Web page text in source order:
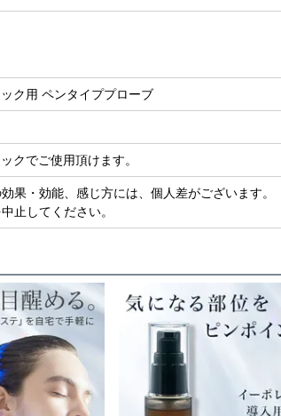
ク用 ペンタイププローブ
クでご使用頂けます。
果・効能、感じ方には、個人差がございます。
止してください。